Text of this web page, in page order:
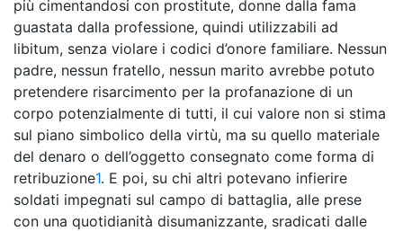
più cimentandosi con prostitute, donne dalla fama
guastata dalla professione, quindi utilizzabili ad
libitum, senza violare i codici d’onore familiare. Nessun
padre, nessun fratello, nessun marito avrebbe potuto
pretendere risarcimento per la profanazione di un
corpo potenzialmente di tutti, il cui valore non si stima
sul piano simbolico della virtù, ma su quello materiale
del denaro o dell’oggetto consegnato come forma di
retribuzione1. E poi, su chi altri potevano infierire
soldati impegnati sul campo di battaglia, alle prese
con una quotidianità disumanizzante, sradicati dalle